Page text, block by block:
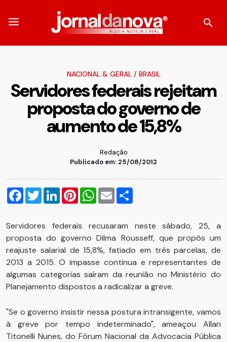
NACIONAL & GERAL/ BRASIL
Servidores federais rejeitam
proposta do governo de
aumento de 15,8%
Redação
Publicado em: 25/08/2012
Facebook
TwitterLinkedInPinterestWhatsApp
Email
Servidores federais recusaram neste sábado, 25, a
proposta do governo Dilma Rousseff, que propôs um
reajuste salarial de 15,8%, fatiado em três parcelas, de
2013 a 2015. O impasse continua e representantes de
algumas categorias saíram da reunião no Ministério do
Planejamento dispostos a radicalizar a greve.
"Se o governo insistir nessa postura intransigente, vamos
à greve por tempo indeterminado", ameaçou Allan
Titonelli Nunes, do Fórum Nacional da Advocacia Pública